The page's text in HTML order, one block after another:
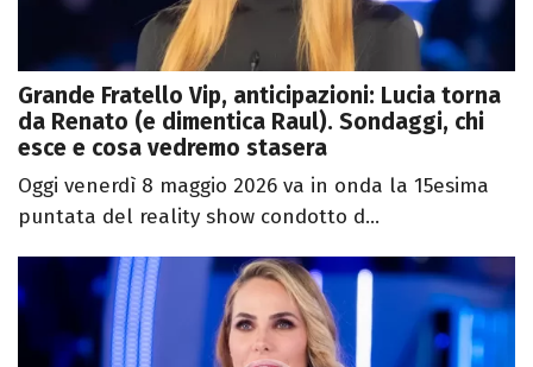
Grande Fratello Vip, anticipazioni: Lucia torna
da Renato (e dimentica Raul). Sondaggi, chi
esce e cosa vedremo stasera
Oggi venerdì 8 maggio 2026 va in onda la 15esima
puntata del reality show condotto d...